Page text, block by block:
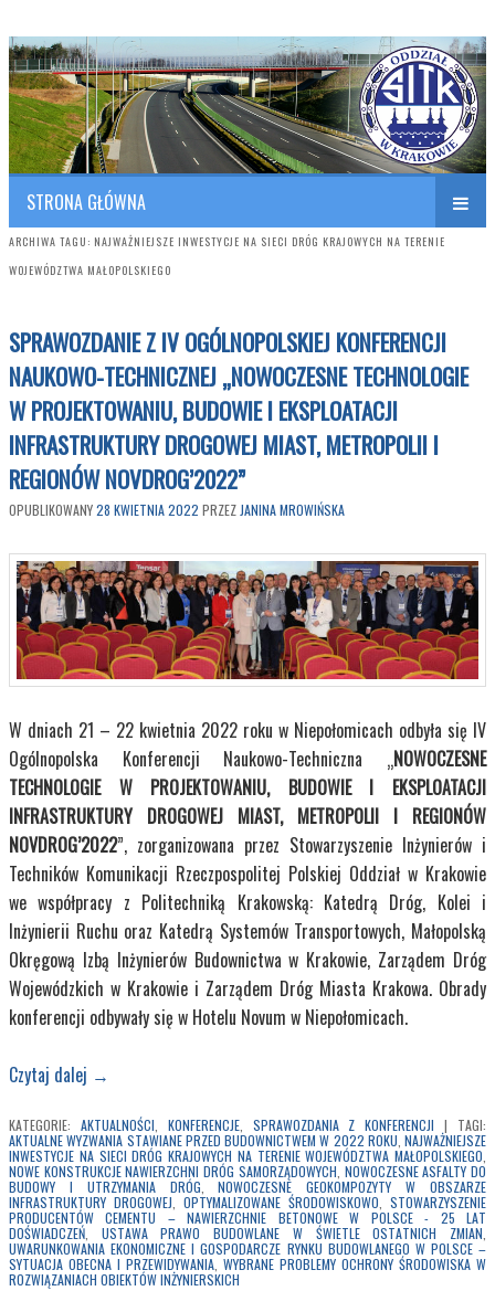
SITK RP Oddział w KRAKOWIE
Polish Association of Engineers & Technicians of Transportation
STRONA GŁÓWNA
ARCHIWA TAGU: NAJWAŻNIEJSZE INWESTYCJE NA SIECI DRÓG KRAJOWYCH NA TERENIE
WOJEWÓDZTWA MAŁOPOLSKIEGO
SPRAWOZDANIE Z IV OGÓLNOPOLSKIEJ KONFERENCJI
NAUKOWO-TECHNICZNEJ „NOWOCZESNE TECHNOLOGIE
W PROJEKTOWANIU, BUDOWIE I EKSPLOATACJI
INFRASTRUKTURY DROGOWEJ MIAST, METROPOLII I
REGIONÓW NOVDROG’2022”
OPUBLIKOWANY28 KWIETNIA 2022 PRZEZ JANINA MROWIŃSKA
W dniach 21 – 22 kwietnia 2022 roku w Niepołomicach odbyła się IV
Ogólnopolska Konferencji Naukowo-Techniczna „NOWOCZESNE
TECHNOLOGIE W PROJEKTOWANIU, BUDOWIE I EKSPLOATACJI
INFRASTRUKTURY DROGOWEJ MIAST, METROPOLII I REGIONÓW
NOVDROG’2022”, zorganizowana przez Stowarzyszenie Inżynierów i
Techników Komunikacji Rzeczpospolitej Polskiej Oddział w Krakowie
we współpracy z Politechniką Krakowską: Katedrą Dróg, Kolei i
Inżynierii Ruchu oraz Katedrą Systemów Transportowych, Małopolską
Okręgową Izbą Inżynierów Budownictwa w Krakowie, Zarządem Dróg
Wojewódzkich w Krakowie i Zarządem Dróg Miasta Krakowa. Obrady
konferencji odbywały się w Hotelu Novum w Niepołomicach.
Czytaj dalej →
KATEGORIE: AKTUALNOŚCI KONFERENCJE, SPRAWOZDANIA Z KONFERENCJI | TAGI:
AKTUALNE WYZWANIA STAWIANE PRZED BUDOWNICTWEM W 2022 ROKU NAJWAŻNIEJSZE
INWESTYCJE NA SIECI DRÓG KRAJOWYCH NA TERENIE WOJEWÓDZTWA MAŁOPOLSKIEGO
NOWE KONSTRUKCJE NAWIERZCHNI DRÓG SAMORZĄDOWYCH NOWOCZESNE ASFALTY DO
BUDOWY I UTRZYMANIA DRÓG ,NOWOCZESNE GEOKOMPOZYTY W OBSZARZE
INFRASTRUKTURY DROGOWEJ
OPTYMALIZOWANE ŚRODOWISKOWO
STOWARZYSZENIE
PRODUCENTÓW CEMENTU – NAWIERZCHNIE BETONOWE W POLSCE - 25 LAT
DOŚWIADCZEŃ
USTAWA PRAWO BUDOWLANE W ŚWIETLE OSTATNICH ZMIAN
UWARUNKOWANIA EKONOMICZNE I GOSPODARCZE RYNKU BUDOWLANEGO W POLSCE –
SYTUACJA OBECNA I PRZEWIDYWANIA WYBRANE PROBLEMY OCHRONY ŚRODOWISKA W
ROZWIĄZANIACH OBIEKTÓW INŻYNIERSKICH